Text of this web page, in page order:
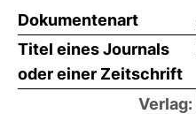
Dokumentenart
Titel eines Journals
oder einer Zeitschrift
Verlag: